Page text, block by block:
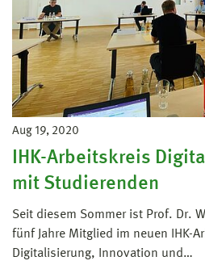
Aug 19, 2020
IHK-Arbeitskreis
mit Studierenden
Seit diesem Sommer ist Prof. Dr.
fünf Jahre Mitglied im neuen IHK-
Digitalisierung, Innovation und…